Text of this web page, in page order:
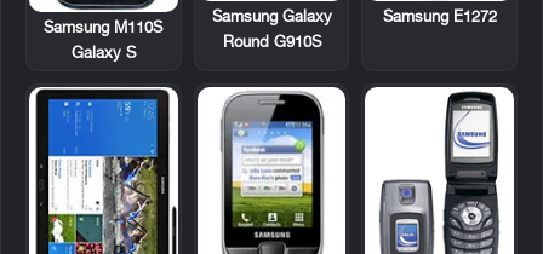
Samsung E1272
Samsung Galaxy
Round G910S
Samsung M110S
Galaxy S